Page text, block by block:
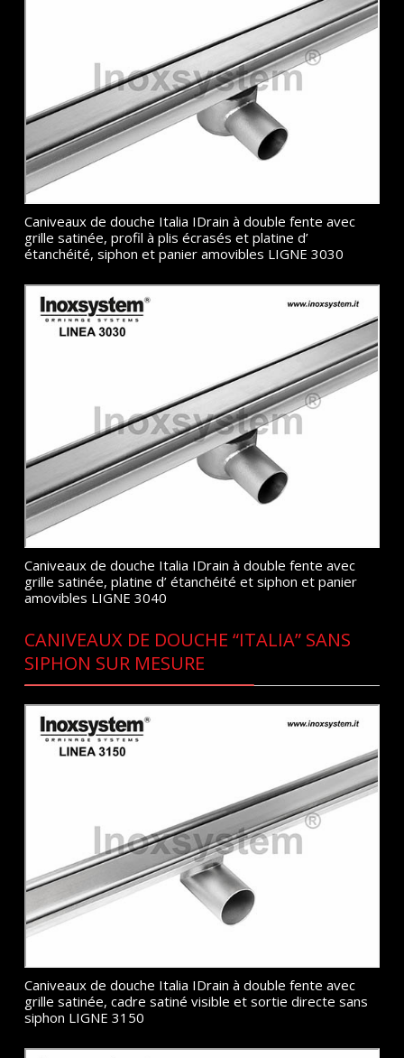
Caniveaux de douche Italia IDrain à double fente avec
grille satinée, profil à plis écrasés et platine d’
étanchéité, siphon et panier amovibles LIGNE 3030
Caniveaux de douche Italia IDrain à double fente avec
grille satinée, platine d’ étanchéité et siphon et panier
amovibles LIGNE 3040
CANIVEAUX DE DOUCHE “ITALIA” SANS
SIPHON SUR MESURE
Caniveaux de douche Italia IDrain à double fente avec
grille satinée, cadre satiné visible et sortie directe sans
siphon LIGNE 3150